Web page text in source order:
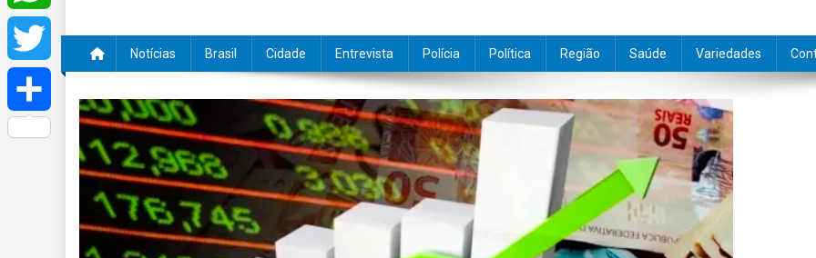
Notícias Brasil Cidade Entrevista Polícia Política Região Saúde Variedades
WhatsApp
Twitter
Share